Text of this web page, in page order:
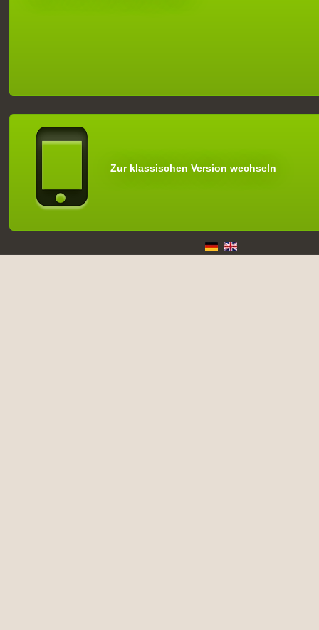
Zur klassischen Version wechseln